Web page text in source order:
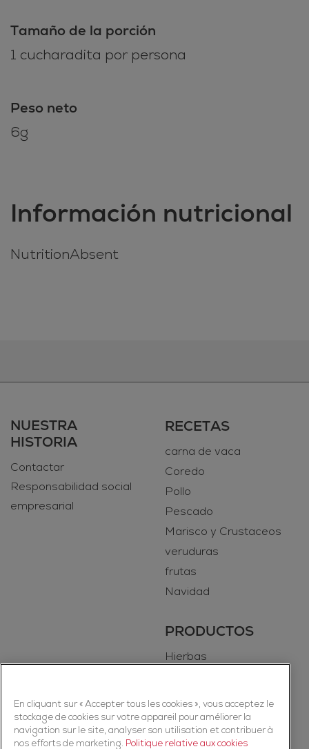
Tamaño de la porción
1 cucharadita por persona
Peso neto
6g
Información nutricional
NutritionAbsent
NUESTRA
HISTORIA
Contactar
Responsabilidad social
empresarial
RECETAS
carna de vaca
Coredo
Pollo
Pescado
Marisco y Crustaceos
veruduras
frutas
Navidad
PRODUCTOS
Hierbas
En cliquant sur « Accepter tous les cookies », vous acceptez le
stockage de cookies sur votre appareil pour améliorer la
navigation sur le site, analyser son utilisation et contribuer à
nos efforts de marketing. Politique relative aux cookies